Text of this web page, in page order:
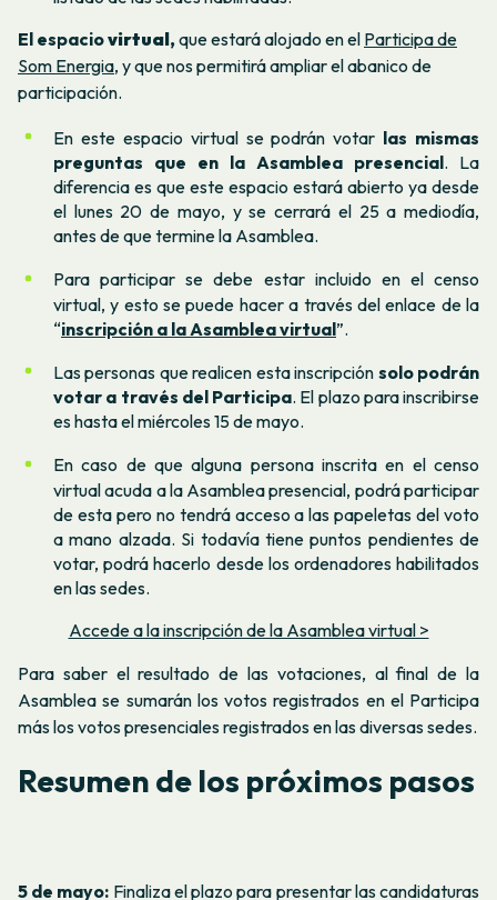
El espaciovirtual,que estará alojado en el Participa de
Som Energia, y que nos permitirá ampliar el abanico de
participación.
En este espacio virtual se podrán votar las mismas
preguntas que en la Asamblea presencial. La
diferencia es que este espacio estará abierto ya desde
el lunes 20 de mayo, y se cerrará el 25 a mediodía,
antes de que termine la Asamblea.
Para participar se debe estar incluido en el censo
virtual, y esto se puede hacer a través del enlace de la
“inscripción a la Asamblea virtual”.
Las personas que realicen esta inscripción solo podrán
votar a través del Participa. El plazo para inscribirse
es hasta el miércoles 15 de mayo.
En caso de que alguna persona inscrita en el censo
virtual acuda a la Asamblea presencial, podrá participar
de esta pero no tendrá acceso a las papeletas del voto
a mano alzada. Si todavía tiene puntos pendientes de
votar, podrá hacerlo desde los ordenadores habilitados
en las sedes.
Accede a la inscripción de la Asamblea virtual >
Para saber el resultado de las votaciones, al final de la
Asamblea se sumarán los votos registrados en el Participa
más los votos presenciales registrados en las diversas sedes.
Resumen de los próximos pasos
5 de mayo: Finaliza el plazo para presentar las candidaturas